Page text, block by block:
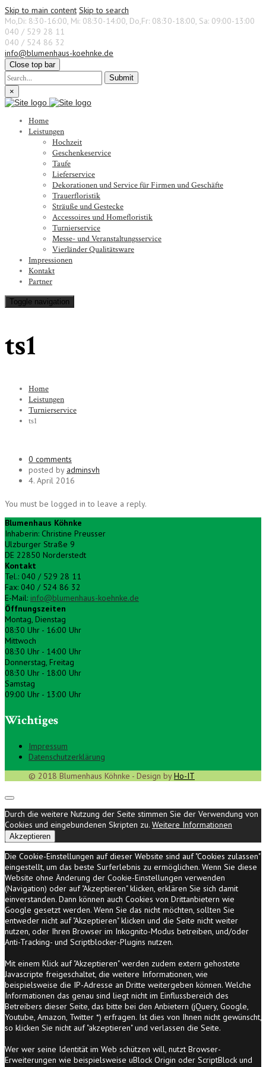
Skip to main content Skip to search
Mo,Di: 8:30-16:00, Mi: 08:30-14:00, Do,Fr: 08:30-18:00, Sa: 09:00-13:00
040 / 529 28 11
040 / 524 86 32
info@blumenhaus-koehnke.de
Close top bar
Submit
×
Home
Leistungen
Hochzeit
Geschenkeservice
Taufe
Lieferservice
Dekorationen und Service für Firmen und Geschäfte
Trauerfloristik
Sträuße und Gestecke
Accessoires und Homefloristik
Turnierservice
Messe- und Veranstaltungsservice
Vierländer Qualitätsware
Impressionen
Kontakt
Partner
Toggle navigation
ts1
Home
Leistungen
Turnierservice
ts1
0 comments
posted by adminsvh
4. April 2016
You must be logged in to leave a reply.
Blumenhaus Köhnke
Inhaberin: Christine Preusser
Ulzburger Straße 9
DE 22850 Norderstedt
Kontakt
Tel.: 040 / 529 28 11
Fax: 040 / 524 86 32
E-Mail: info@blumenhaus-koehnke.de
Öffnungszeiten
Montag, Dienstag
08:30 Uhr - 16:00 Uhr
Mittwoch
08:30 Uhr - 14:00 Uhr
Donnerstag, Freitag
08:30 Uhr - 18:00 Uhr
Samstag
09:00 Uhr - 13:00 Uhr
Wichtiges
Impressum
Datenschutzerklärung
© 2018 Blumenhaus Köhnke - Design byHo-IT
Durch die weitere Nutzung der Seite stimmen Sie der Verwendung von
Cookies und eingebundenen Skripten zu. Weitere Informationen
Akzeptieren
Die Cookie-Einstellungen auf dieser Website sind auf "Cookies zulassen"
eingestellt, um das beste Surferlebnis zu ermöglichen. Wenn Sie diese
Website ohne Änderung der Cookie-Einstellungen verwenden
(Navigation) oder auf "Akzeptieren" klicken, erklären Sie sich damit
einverstanden. Dann können auch Cookies von Drittanbietern wie
Google gesetzt werden. Wenn Sie das nicht möchten, sollten Sie
entweder nicht auf "Akzeptieren" klicken und die Seite nicht weiter
nutzen, oder Ihren Browser im Inkognito-Modus betreiben, und/oder
Anti-Tracking- und Scriptblocker-Plugins nutzen.
Mit einem Klick auf "Akzeptieren" werden zudem extern gehostete
Javascripte freigeschaltet, die weitere Informationen, wie
beispielsweise die IP-Adresse an Dritte weitergeben können. Welche
Informationen das genau sind liegt nicht im Einflussbereich des
Betreibers dieser Seite, das bitte bei den Anbietern (jQuery, Google,
Youtube, Amazon, Twitter *) erfragen. Ist dies von Ihnen nicht gewünscht,
so klicken Sie nicht auf "akzeptieren" und verlassen die Seite.
Wer wer seine Identität im Web schützen will, nutzt Browser-
Erweiterungen wie beispielsweise uBlock Origin oder ScriptBlock und